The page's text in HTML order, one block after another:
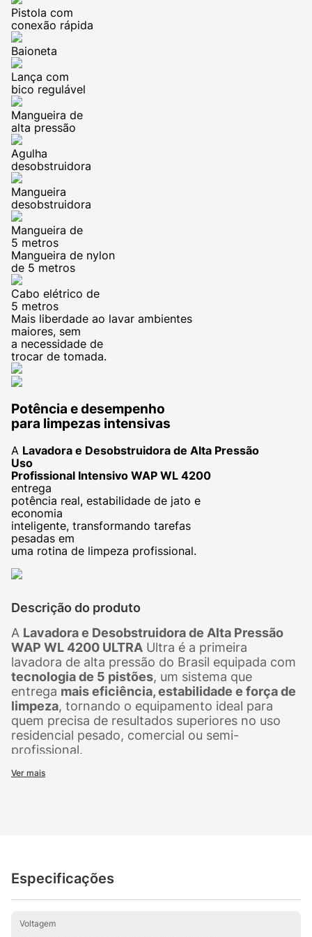
Pistola com
conexão rápida
Baioneta
Lança com
bico regulável
Mangueira de
alta pressão
Agulha
desobstruidora
Mangueira
desobstruidora
Mangueira de
5 metros
Mangueira de nylon
de 5 metros
Cabo elétrico de
5 metros
Mais liberdade ao lavar ambientes
maiores, sem
a necessidade de
trocar de tomada.
Potência e desempenho
para limpezas intensivas
A Lavadora e Desobstruidora de Alta Pressão
Uso
Profissional Intensivo WAP WL 4200
entrega
potência real, estabilidade de jato e
economia
inteligente, transformando tarefas
pesadas em
uma rotina de limpeza profissional.
Descrição do produto
A Lavadora e Desobstruidora de Alta Pressão
WAP WL 4200 ULTRA Ultra é a primeira
lavadora de alta pressão do Brasil equipada com
tecnologia de 5 pistões, um sistema que
entrega mais eficiência, estabilidade e força de
limpeza, tornando o equipamento ideal para
quem precisa de resultados superiores no uso
residencial pesado, comercial ou semi-
profissional.
Com2200W de potência
O design compacto de apenas 39,2 cm, e a base
conjunto completo de acessórios, incluindo
Ver mais
Especificações
Voltagem